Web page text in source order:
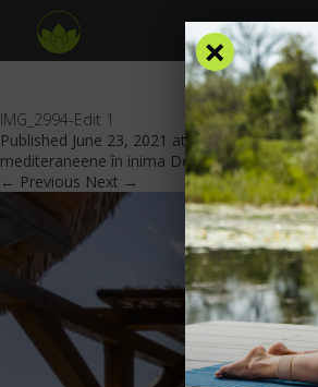
IMG_2994-Edit 1
Published June 23, 2021 at 840 × 469inVă
mediteraneene în inima Deltei.
← Previous Next →
×